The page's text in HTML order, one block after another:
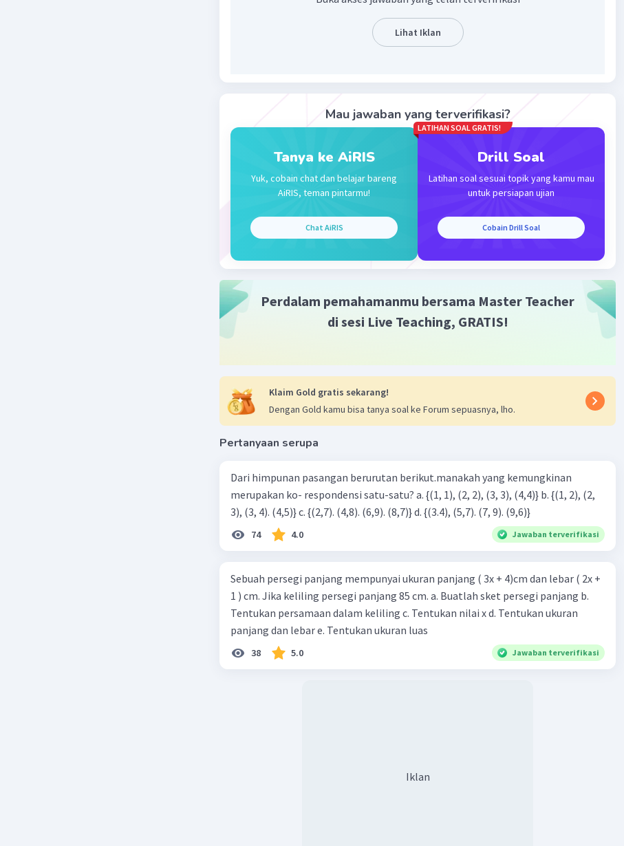
Lihat Iklan
Mau jawaban yang terverifikasi?
Tanya ke AiRIS
Yuk, cobain chat dan belajar bareng
AiRIS, teman pintarmu!
Chat AiRIS
LATIHAN SOAL GRATIS!
Drill Soal
Latihan soal sesuai topik yang kamu mau
untuk persiapan ujian
Cobain Drill Soal
Perdalam pemahamanmu bersama Master Teacher
di sesi Live Teaching, GRATIS!
Klaim Gold gratis sekarang!
Dengan Gold kamu bisa tanya soal ke Forum sepuasnya, lho.
Pertanyaan serupa
Dari himpunan pasangan berurutan berikut.manakah yang kemungkinan
merupakan ko- respondensi satu-satu? a. {(1, 1), (2, 2), (3, 3), (4,4)} b. {(1, 2), (2,
3), (3, 4). (4,5)} c. {(2,7). (4,8). (6,9). (8,7)} d. {(3.4), (5,7). (7, 9). (9,6)}
74 4.0 Jawaban terverifikasi
Sebuah persegi panjang mempunyai ukuran panjang ( 3x + 4)cm dan lebar ( 2x +
1 ) cm. Jika keliling persegi panjang 85 cm. a. Buatlah sket persegi panjang b.
Tentukan persamaan dalam keliling c. Tentukan nilai x d. Tentukan ukuran
panjang dan lebar e. Tentukan ukuran luas
38 5.0 Jawaban terverifikasi
Iklan